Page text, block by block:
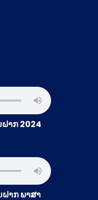
ຝາກ 2024
ຝາກ ພາສາ